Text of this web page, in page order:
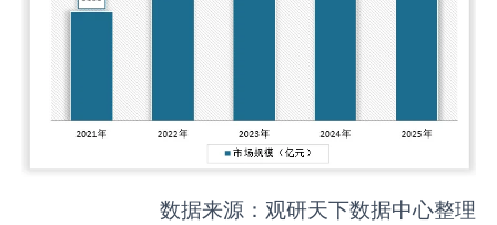
数据来源：观研天下数据中心整理